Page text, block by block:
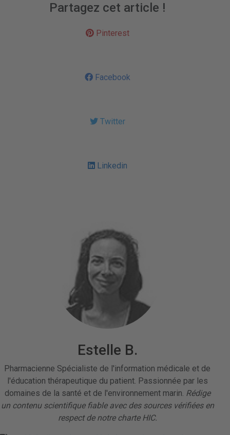
Partagez cet article !
Pinterest
Facebook
Twitter
Linkedin
Estelle B.
Pharmacienne Spécialiste de l'information médicale et de
l'éducation thérapeutique du patient. Passionnée par les
domaines de la santé et de l'environnement marin. Rédige
un contenu scientifique fiable avec des sources vérifiées en
respect de notre charte HIC.